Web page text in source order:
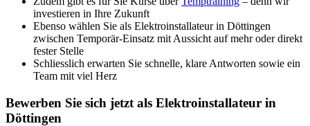
investieren in Ihre Zukunft
Ebenso wählen Sie als Elektroinstallateur in Döttingen
zwischen Temporär-Einsatz mit Aussicht auf mehr oder direkt
fester Stelle
Schliesslich erwarten Sie schnelle, klare Antworten sowie ein
Team mit viel Herz
Bewerben Sie sich jetzt als Elektroinstallateur in
Döttingen